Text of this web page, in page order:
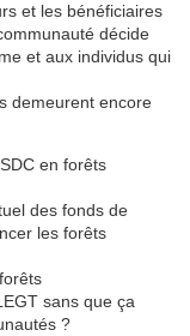
et les bénéficiaires
décide
et aux individus qui
demeurent encore
en forêts
des fonds de
les forêts
sans que ça
?